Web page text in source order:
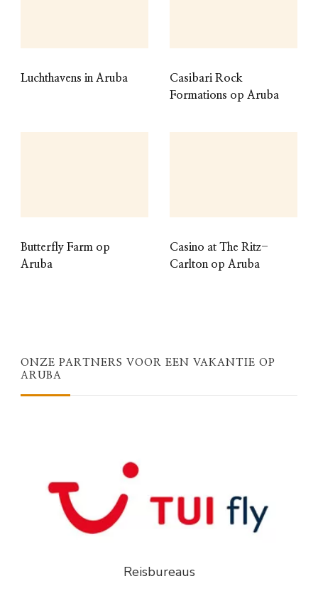
Luchthavens in Aruba
Casibari Rock
Formations op Aruba
Butterfly Farm op
Aruba
Casino at The Ritz-
Carlton op Aruba
ONZE PARTNERS VOOR EEN VAKANTIE OP
ARUBA
Reisbureaus